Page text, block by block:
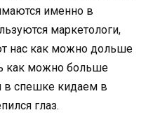
именно в
маркетологи,
нас как можно дольше
как можно больше
в спешке кидаем в
глаз.